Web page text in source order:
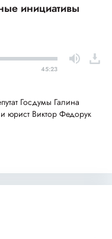
инициативы
45:23
Госдумы Галина
юрист Виктор Федорук